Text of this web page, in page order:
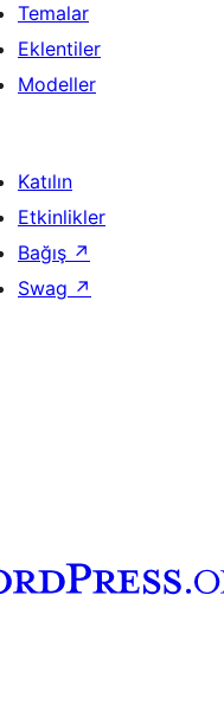
Temalar
Eklentiler
Modeller
Katılın
Etkinlikler
Bağış ↗
Swag ↗